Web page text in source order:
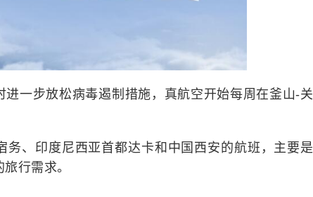
一步放松病毒遏制措施，真航空开始每周在釜山-关
务、印度尼西亚首都达卡和中国西安的航班，主要是
行需求。